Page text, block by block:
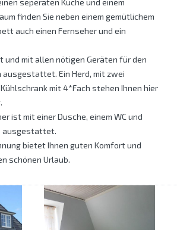
seperaten Küche und einem
finden Sie neben einem gemütlichem
auch einen Fernseher und ein
und mit allen nötigen Geräten für den
ausgestattet. Ein Herd, mit zwei
mit 4*Fach stehen Ihnen hier
ist mit einer Dusche, einem WC und
ausgestattet.
bietet Ihnen guten Komfort und
schönen Urlaub.